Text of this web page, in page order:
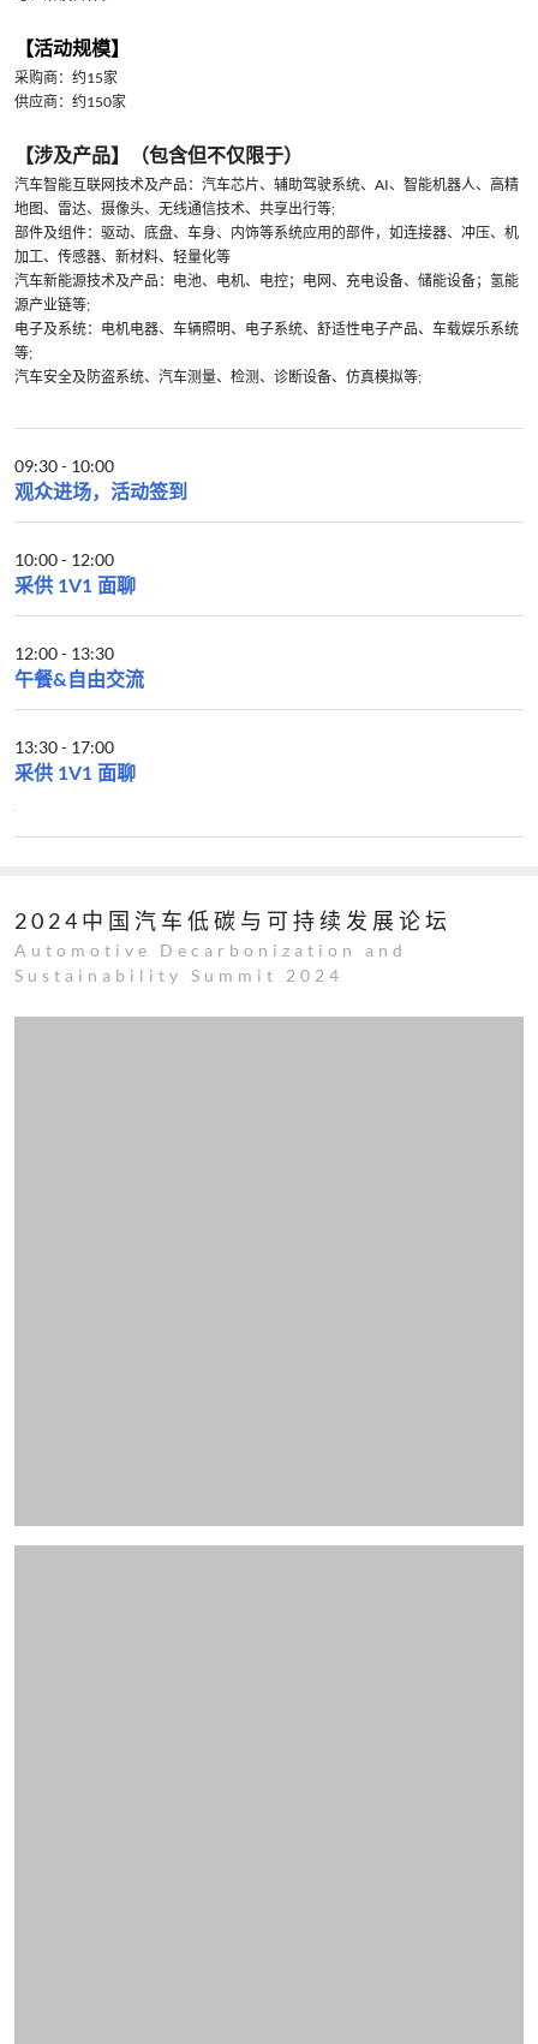
【活动规模】
采购商：约15家
供应商：约150家
【涉及产品】（包含但不仅限于）
汽车智能互联网技术及产品：汽车芯片、辅助驾驶系统、AI、智能机器人、高精
地图、雷达、摄像头、无线通信技术、共享出行等;
部件及组件：驱动、底盘、车身、内饰等系统应用的部件，如连接器、冲压、机
加工、传感器、新材料、轻量化等
汽车新能源技术及产品：电池、电机、电控；电网、充电设备、储能设备；氢能
源产业链等;
电子及系统：电机电器、车辆照明、电子系统、舒适性电子产品、车载娱乐系统
等;
汽车安全及防盗系统、汽车测量、检测、诊断设备、仿真模拟等;
09:30- 10:00
观众进场，活动签到
10:00- 12:00
采供 1V1 面聊
12:00- 13:30
午餐&自由交流
13:30- 17:00
采供 1V1 面聊
2024中国汽车低碳与可持续发展论坛
Automotive Decarbonization and
Sustainability Summit 2024